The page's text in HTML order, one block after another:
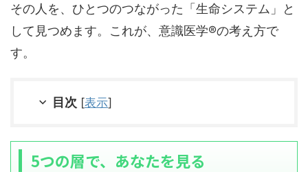
その人を、ひとつのつながった「生命システム」と
して見つめます。これが、意識医学®の考え方で
す。
目次 [表示]
5つの層で、あなたを見る